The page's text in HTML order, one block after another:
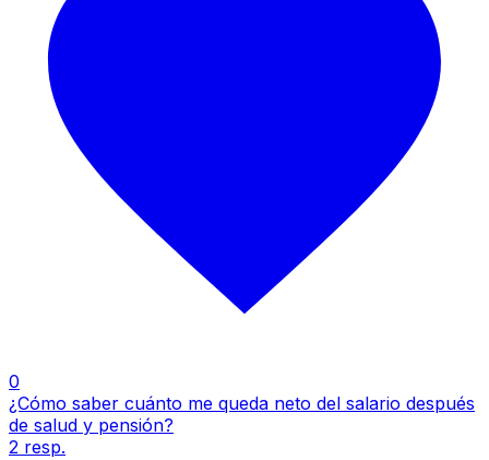
0
¿Cómo saber cuánto me queda neto del salario después
de salud y pensión?
2 resp.